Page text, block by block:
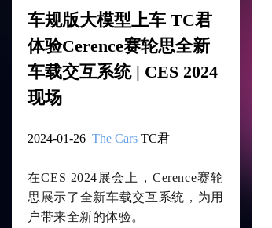
车载解决方案
卡车解决方案
两轮车平台
其他行业
服务
用户体验服务
车规版大模型上车 TC君
体验Cerence赛轮思全新
车载交互系统 | CES 2024
现场
2024-01-26 The Cars TC君
在CES 2024展会上，Cerence赛轮
思展示了全新车载交互系统，为用
户带来全新的体验。